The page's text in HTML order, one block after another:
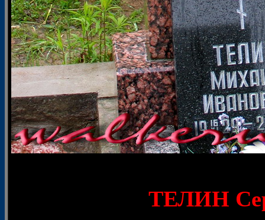
ТЕЛИН